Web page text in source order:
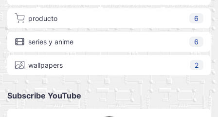
producto 6
series y anime 6
wallpapers 2
Subscribe YouTube